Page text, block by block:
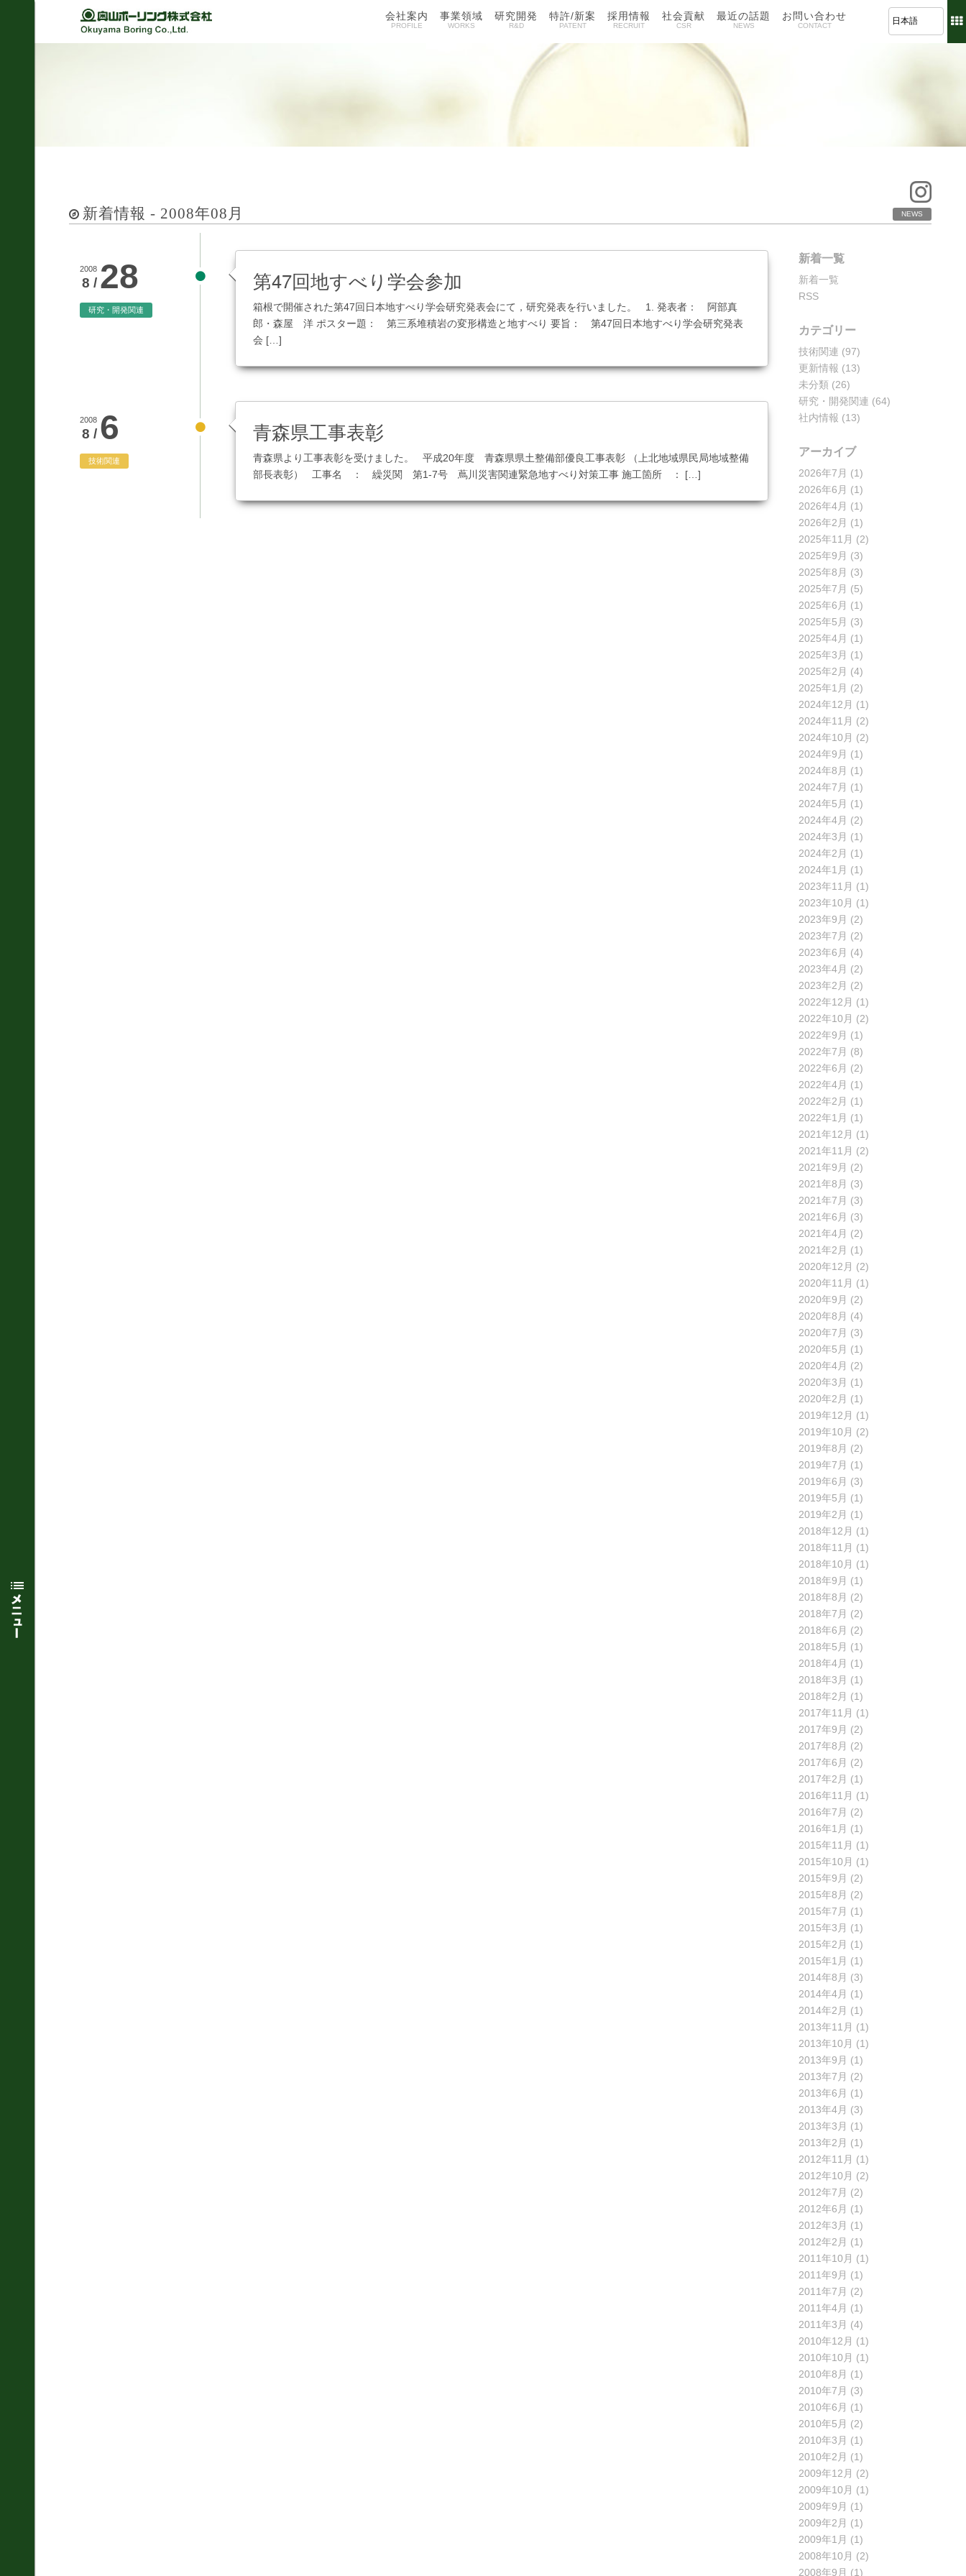
会社概要
さく井工事
調査設計
道路河川/構造物設計
会社案内
PROFILE
事業領域
WORKS
研究開発
R&D
特許/新案
PATENT
採用情報
RECRUIT
社会貢献
CSR
最近の話題
NEWS
お問い合わせ
CONTACT
新着情報 - 2008年08月 NEWS
2008
8 / 28
研究・開発関連
第47回地すべり学会参加
箱根で開催された第47回日本地すべり学会研究発表会にて，研究発表を行いました。 1. 発表者： 阿部真
郎・森屋 洋 ポスター題： 第三系堆積岩の変形構造と地すべり 要旨： 第47回日本地すべり学会研究発表
会 […]
2008
8 / 6
技術関連
青森県工事表彰
青森県より工事表彰を受けました。 平成20年度 青森県県土整備部優良工事表彰 （上北地域県民局地域整備
部長表彰） 工事名 ： 繰災関 第1-7号 蔦川災害関連緊急地すべり対策工事 施工箇所 ： […]
新着一覧
新着一覧
RSS
カテゴリー
技術関連 (97)
更新情報 (13)
未分類 (26)
研究・開発関連 (64)
社内情報 (13)
アーカイブ
2026年7月 (1)
2026年6月 (1)
2026年4月 (1)
2026年2月 (1)
2025年11月 (2)
2025年9月 (3)
2025年8月 (3)
2025年7月 (5)
2025年6月 (1)
2025年5月 (3)
2025年4月 (1)
2025年3月 (1)
2025年2月 (4)
2025年1月 (2)
2024年12月 (1)
2024年11月 (2)
2024年10月 (2)
2024年9月 (1)
2024年8月 (1)
2024年7月 (1)
2024年5月 (1)
2024年4月 (2)
2024年3月 (1)
2024年2月 (1)
2024年1月 (1)
2023年11月 (1)
2023年10月 (1)
2023年9月 (2)
2023年7月 (2)
2023年6月 (4)
2023年4月 (2)
2023年2月 (2)
2022年12月 (1)
2022年10月 (2)
2022年9月 (1)
2022年7月 (8)
2022年6月 (2)
2022年4月 (1)
2022年2月 (1)
2022年1月 (1)
2021年12月 (1)
2021年11月 (2)
2021年9月 (2)
2021年8月 (3)
2021年7月 (3)
2021年6月 (3)
2021年4月 (2)
2021年2月 (1)
2020年12月 (2)
2020年11月 (1)
2020年9月 (2)
2020年8月 (4)
2020年7月 (3)
2020年5月 (1)
2020年4月 (2)
2020年3月 (1)
2020年2月 (1)
2019年12月 (1)
2019年10月 (2)
2019年8月 (2)
2019年7月 (1)
2019年6月 (3)
2019年5月 (1)
2019年2月 (1)
2018年12月 (1)
2018年11月 (1)
2018年10月 (1)
2018年9月 (1)
2018年8月 (2)
2018年7月 (2)
2018年6月 (2)
2018年5月 (1)
2018年4月 (1)
2018年3月 (1)
2018年2月 (1)
2017年11月 (1)
2017年9月 (2)
2017年8月 (2)
2017年6月 (2)
2017年2月 (1)
2016年11月 (1)
2016年7月 (2)
2016年1月 (1)
2015年11月 (1)
2015年10月 (1)
2015年9月 (2)
2015年8月 (2)
2015年7月 (1)
2015年3月 (1)
2015年2月 (1)
2015年1月 (1)
2014年8月 (3)
2014年4月 (1)
2014年2月 (1)
2013年11月 (1)
2013年10月 (1)
2013年9月 (1)
2013年7月 (2)
2013年6月 (1)
2013年4月 (3)
2013年3月 (1)
2013年2月 (1)
2012年11月 (1)
2012年10月 (2)
2012年7月 (2)
2012年6月 (1)
2012年3月 (1)
2012年2月 (1)
2011年10月 (1)
2011年9月 (1)
2011年7月 (2)
2011年4月 (1)
2011年3月 (4)
2010年12月 (1)
2010年10月 (1)
2010年8月 (1)
2010年7月 (3)
2010年6月 (1)
2010年5月 (2)
2010年3月 (1)
2010年2月 (1)
2009年12月 (2)
2009年10月 (1)
2009年9月 (1)
2009年2月 (1)
2009年1月 (1)
2008年10月 (2)
2008年9月 (1)